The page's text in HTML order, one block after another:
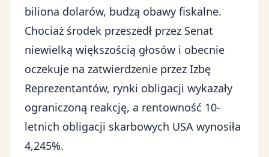
biliona dolarów, budzą obawy fiskalne.
Chociaż środek przeszedł przez Senat
niewielką większością głosów i obecnie
oczekuje na zatwierdzenie przez Izbę
Reprezentantów, rynki obligacji wykazały
ograniczoną reakcję, a rentowność 10-
letnich obligacji skarbowych USA wynosiła
4,245%.